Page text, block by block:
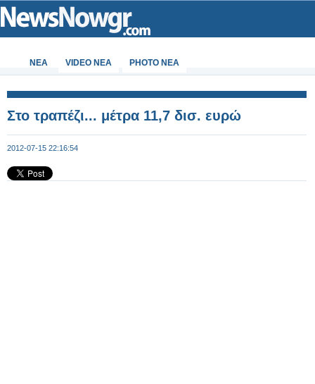
ΝΕΑ VIDEO NEA PHOTO NEA
Στο τραπέζι... μέτρα 11,7 δισ. ευρώ
2012-07-15 22:16:54